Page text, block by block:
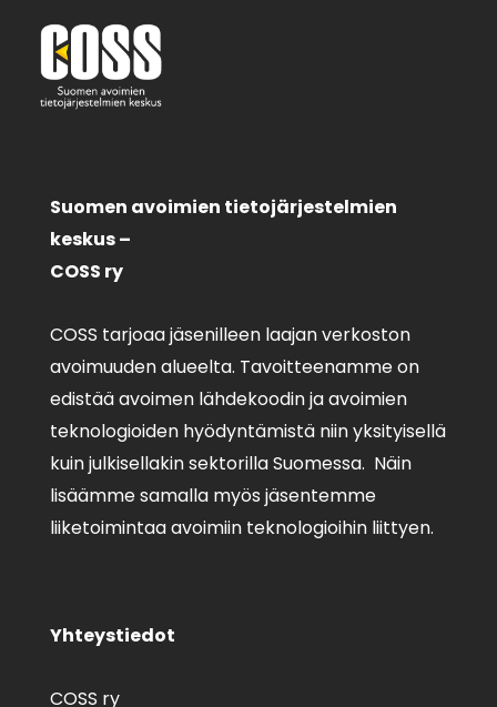
Suomen avoimien tietojärjestelmien
keskus –
COSS ry
COSS tarjoaa jäsenilleen laajan verkoston
avoimuuden alueelta. Tavoitteenamme on
edistää avoimen lähdekoodin ja avoimien
teknologioiden hyödyntämistä niin yksityisellä
kuin julkisellakin sektorilla Suomessa. Näin
lisäämme samalla myös jäsentemme
liiketoimintaa avoimiin teknologioihin liittyen.
Yhteystiedot
COSS ry